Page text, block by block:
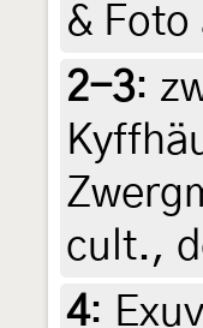
& Foto
2-3:
cult.,
4: